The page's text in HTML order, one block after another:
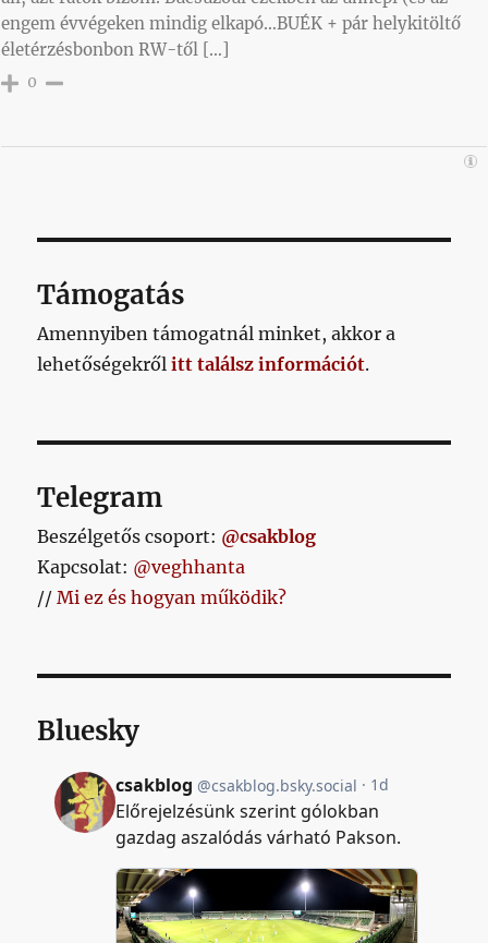
engem évvégeken mindig elkapó…BUÉK + pár helykitöltő
életérzésbonbon RW-től […]
0
Támogatás
Amennyiben támogatnál minket, akkor a
lehetőségekrőlitt találsz információt.
Telegram
Beszélgetős csoport: @csakblog
Kapcsolat: @veghhanta
//Mi ez és hogyan működik?
Bluesky